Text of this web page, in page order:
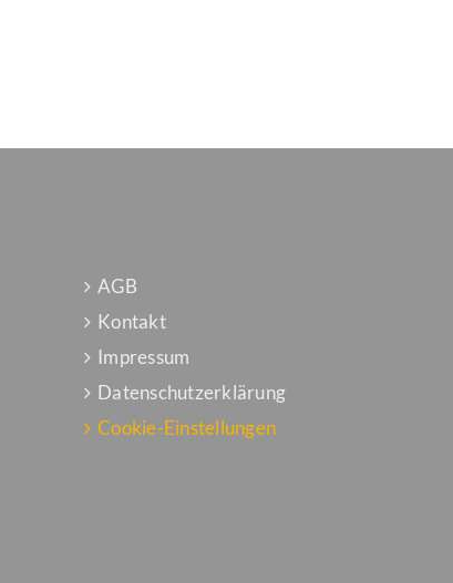
AGB
Kontakt
Impressum
Datenschutzerklärung
Cookie-Einstellungen